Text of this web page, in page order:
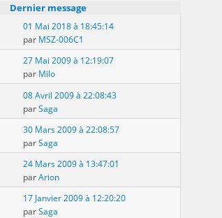
Dernier message
01 Mai 2018 à 18:45:14
par MSZ-006C1
27 Mai 2009 à 12:19:07
par Milo
08 Avril 2009 à 22:08:43
parSaga
30 Mars 2009 à 22:08:57
parSaga
24 Mars 2009 à 13:47:01
parArion
17 Janvier 2009 à 12:20:20
parSaga